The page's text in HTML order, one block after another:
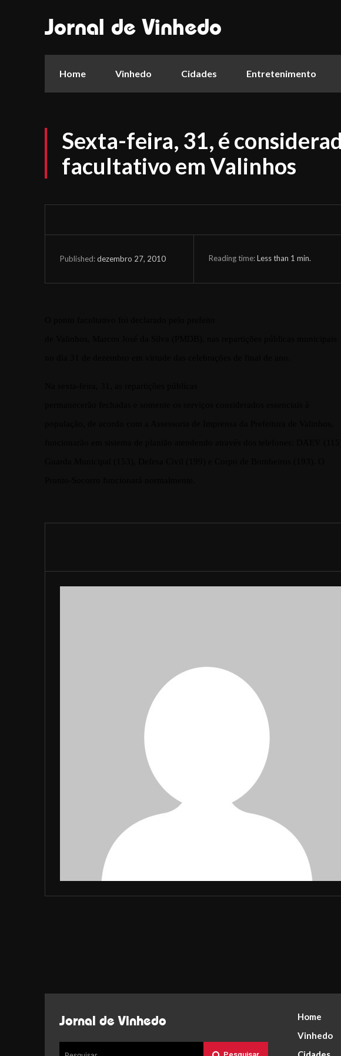
Jornal de Vinhedo
Home Vinhedo Cidades Entretenimento
Sexta-feira, 31, é
facultativo em Valinhos
Published:dezembro 27, 2010 Reading time:Less than 1 min.
Jornal de Vinhedo
Home
Vinhedo